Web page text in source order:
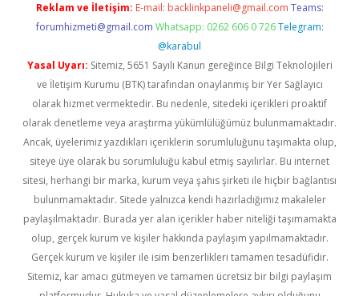
Reklam ve İletişim: E-mail: backlinkpaneli@gmail.com Teams:
forumhizmeti@gmail.com Whatsapp: 0262 606 0 726 Telegram:
@karabul
Yasal Uyarı: Sitemiz, 5651 Sayılı Kanun gereğince Bilgi Teknolojileri
ve İletişim Kurumu (BTK) tarafından onaylanmış bir Yer Sağlayıcı
olarak hizmet vermektedir. Bu nedenle, sitedeki içerikleri proaktif
olarak denetleme veya araştırma yükümlülüğümüz bulunmamaktadır.
Ancak, üyelerimiz yazdıkları içeriklerin sorumluluğunu taşımakta olup,
siteye üye olarak bu sorumluluğu kabul etmiş sayılırlar. Bu internet
sitesi, herhangi bir marka, kurum veya şahıs şirketi ile hiçbir bağlantısı
bulunmamaktadır. Sitede yalnızca kendi hazırladığımız makaleler
paylaşılmaktadır. Burada yer alan içerikler haber niteliği taşımamakta
olup, gerçek kurum ve kişiler hakkında paylaşım yapılmamaktadır.
Gerçek kurum ve kişiler ile isim benzerlikleri tamamen tesadüfidir.
Sitemiz, kar amacı gütmeyen ve tamamen ücretsiz bir bilgi paylaşım